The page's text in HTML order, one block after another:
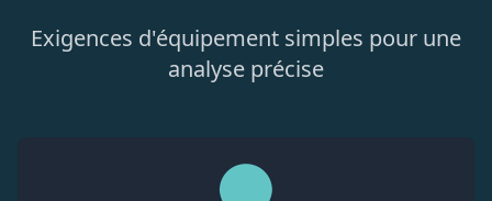
Exigences d'équipement simples pour une
analyse précise